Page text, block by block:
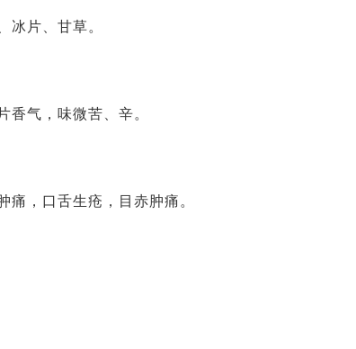
冰片、甘草。
气，味微苦、辛。
，口舌生疮，目赤肿痛。